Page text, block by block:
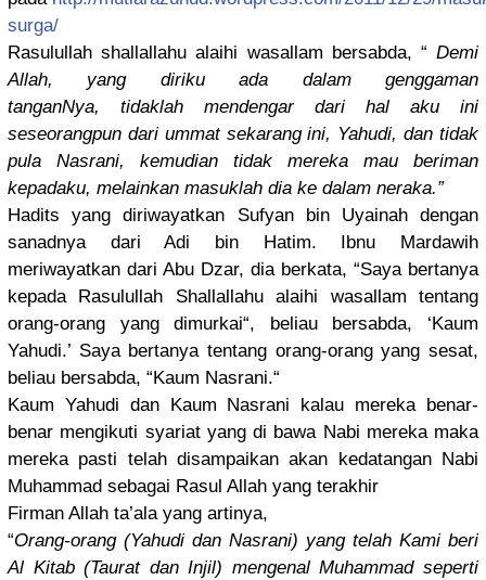
surga/
Rasulullah shallallahu alaihi wasallam bersabda, “Demi
Allah, yang diriku ada dalam genggaman
tanganNya,
tidaklah mendengar dari hal aku ini
seseorangpun dari ummat sekarang ini, Yahudi, dan tidak
pula Nasrani, kemudian tidak mereka mau beriman
kepadaku, melainkan masuklah dia ke dalam neraka.”
Hadits yang diriwayatkan Sufyan bin Uyainah dengan
sanadnya dari Adi bin Hatim. Ibnu Mardawih
meriwayatkan dari Abu Dzar, dia berkata, “Saya bertanya
kepada Rasulullah Shallallahu alaihi wasallam tentang
orang-orang yang dimurkai“, beliau bersabda, ‘Kaum
Yahudi.’ Saya bertanya tentang orang-orang yang sesat,
beliau bersabda, “Kaum Nasrani.“
Kaum Yahudi dan Kaum Nasrani kalau mereka benar-
benar mengikuti syariat yang di bawa Nabi mereka maka
mereka pasti telah disampaikan akan kedatanganNabi
Muhammad sebagai Rasul Allah yang terakhir
Firman Allah ta’ala yang artinya,
“Orang-orang (Yahudi dan Nasrani) yang telah Kami beri
Al Kitab (Taurat dan Injil) mengenal Muhammad seperti